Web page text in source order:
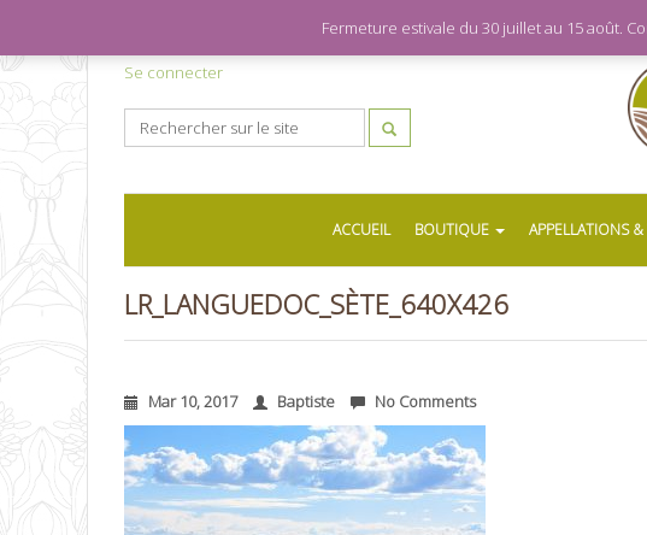
Se connecter
ACCUEIL BOUTIQUE APPELLATIONS
LR_LANGUEDOC_SÈTE_640X426
Mar 10, 2017 Baptiste No Comments
Fermeture estivale du 30 juillet au 15 août.